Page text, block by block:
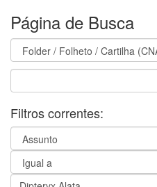
Página de Busca
Filtros correntes: